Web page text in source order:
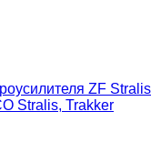
ZF Stralis
Stralis, Trakker